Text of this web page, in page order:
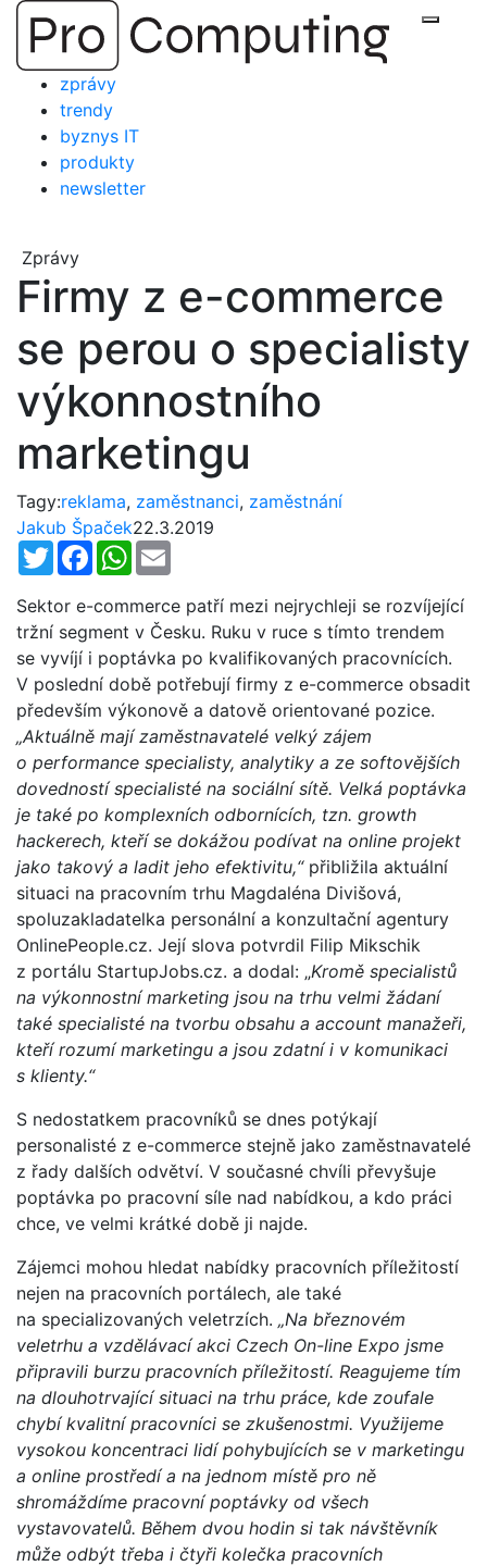
Přejít
obsah
zprávy
trendy
byznys IT
produkty
newsletter
Zprávy
Firmy z e-commerce
se perou o specialisty
výkonnostního
marketingu
Tagy:reklama, zaměstnanci, zaměstnání
Jakub Špaček22.3.2019
TwitterFacebookWhatsApp
Sektor e-commerce patří mezi nejrychleji se rozvíjející
tržní segment v Česku. Ruku v ruce s tímto trendem
se vyvíjí i poptávka po kvalifikovaných pracovnících.
V poslední době potřebují firmy z e-commerce obsadit
především výkonově a datově orientované pozice.
„Aktuálně mají zaměstnavatelé velký zájem
o performance specialisty, analytiky a ze softovějších
dovedností specialisté na sociální sítě. Velká poptávka
je také po komplexních odbornících, tzn. growth
hackerech, kteří se dokážou podívat na online projekt
jako takový a ladit jeho efektivitu,“přibližila aktuální
situaci na pracovním trhu Magdaléna Divišová,
spoluzakladatelka personální a konzultační agentury
OnlinePeople.cz. Její slova potvrdil Filip Mikschik
z portálu StartupJobs.cz. a dodal: „Kromě specialistů
na výkonnostní marketing jsou na trhu velmi žádaní
také specialisté na tvorbu obsahu a account manažeři,
kteří rozumí marketingu a jsou zdatní i v komunikaci
s klienty.“
S nedostatkem pracovníků se dnes potýkají
personalisté z e-commerce stejně jako zaměstnavatelé
z řady dalších odvětví. V současné chvíli převyšuje
poptávka po pracovní síle nad nabídkou, a kdo práci
chce, ve velmi krátké době ji najde.
Zájemci mohou hledat nabídky pracovních příležitostí
nejen na pracovních portálech, ale také
na specializovaných veletrzích. „Na březnovém
veletrhu a vzdělávací akci Czech On-line Expo jsme
připravili burzu pracovních příležitostí. Reagujeme tím
na dlouhotrvající situaci na trhu práce, kde zoufale
chybí kvalitní pracovníci se zkušenostmi. Využijeme
vysokou koncentraci lidí pohybujících se v marketingu
a online prostředí a na jednom místě pro ně
shromáždíme pracovní poptávky od všech
vystavovatelů. Během dvou hodin si tak návštěvník
může odbýt třeba i čtyři kolečka pracovních